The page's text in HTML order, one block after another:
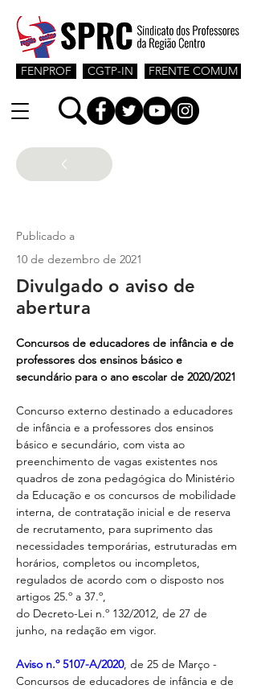
CGTP-IN
FENPROF FRENTE COMUM
Publicado a
10 de dezembro de 2021
Divulgado o aviso de
abertura
Concursos de educadores de infância e de
professores dos ensinos básico e
secundário para o ano escolar de 2020/2021
Concurso externo destinado a educadores
de infância e a professores dos ensinos
básico e secundário, com vista ao
preenchimento de vagas existentes nos
quadros de zona pedagógica do Ministério
da Educação e os concursos de mobilidade
interna, de contratação inicial e de reserva
de recrutamento, para suprimento das
necessidades temporárias, estruturadas em
horários, completos ou incompletos,
regulados de acordo com o disposto nos
artigos 25.º a 37.º,
do Decreto-Lei n.º 132/2012, de 27 de
junho, na redação em vigor.
Aviso n.º 5107-A/2020, de 25 de Março -
Concursos de educadores de infância e de